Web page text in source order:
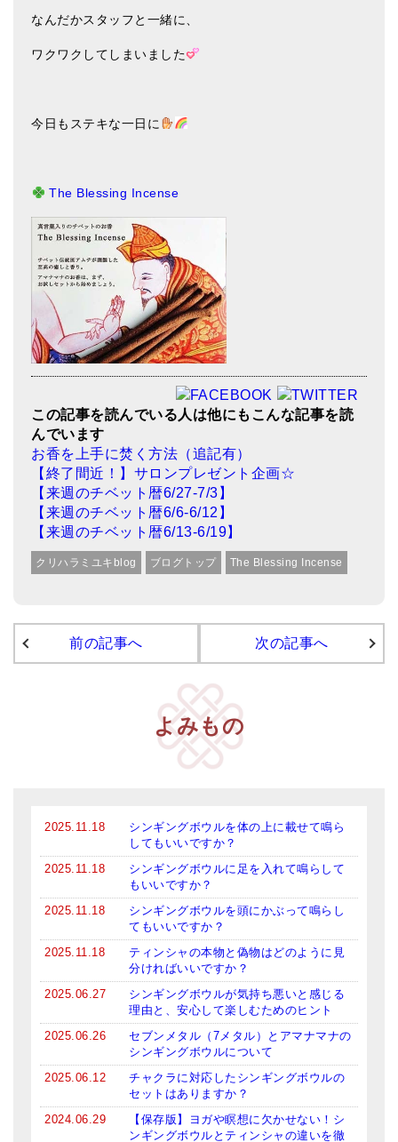
なんだかスタッフと一緒に、
ワクワクしてしまいました
今日もステキな一日に
The Blessing Incense
この記事を読んでいる人は他にもこんな記事を読
んでいます
お香を上手に焚く方法（追記有）
【終了間近！】サロンプレゼント企画☆
【来週のチベット暦6/27-7/3】
【来週のチベット暦6/6-6/12】
【来週のチベット暦6/13-6/19】
クリハラミユキblog ブログトップ The Blessing Incense
前の記事へ 次の記事へ
よみもの
2025.11.18
シンギングボウルを体の上に載せて鳴ら
してもいいですか？
2025.11.18
シンギングボウルに足を入れて鳴らして
もいいですか？
2025.11.18
シンギングボウルを頭にかぶって鳴らし
てもいいですか？
2025.11.18
ティンシャの本物と偽物はどのように見
分ければいいですか？
2025.06.27
シンギングボウルが気持ち悪いと感じる
理由と、安心して楽しむためのヒント
2025.06.26
セブンメタル（7メタル）とアマナマナの
シンギングボウルについて
2025.06.12
チャクラに対応したシンギングボウルの
セットはありますか？
2024.06.29
【保存版】ヨガや瞑想に欠かせない！シ
ンギングボウルとティンシャの違いを徹